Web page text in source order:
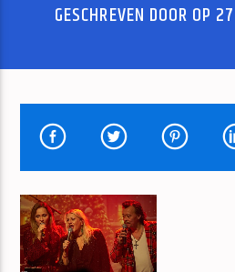
HUIDIG NUMMER
BONT
JAN BERG
GESCHREVEN DOOR OP